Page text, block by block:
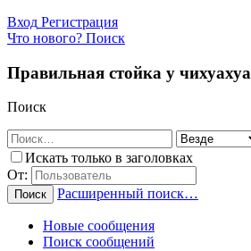
Вход Регистрация
Что нового? Поиск
Правильная стойка у чихуахуа
Поиск
Искать только в заголовках
От:
Поиск Расширенный поиск…
Новые сообщения
Поиск сообщений